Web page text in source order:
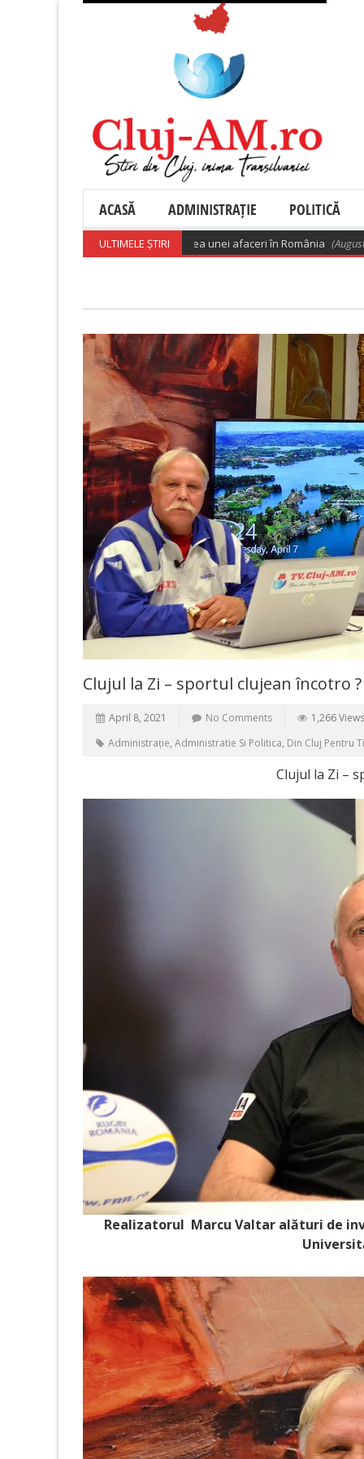
ACASĂ ADMINISTRAȚIE POLITICĂ
ULTIMELE ȘTIRI
de euro pentru deschiderea unei afaceri în România (August 8, 2026
Clujul la Zi – sportul clujean încotro ?
April 8, 2021 No Comments
1,266 Views
Administrație, Administratie Si Politica, Din Cluj Pentru
Clujul la Zi –
Realizatorul Marcu Valtar alături de